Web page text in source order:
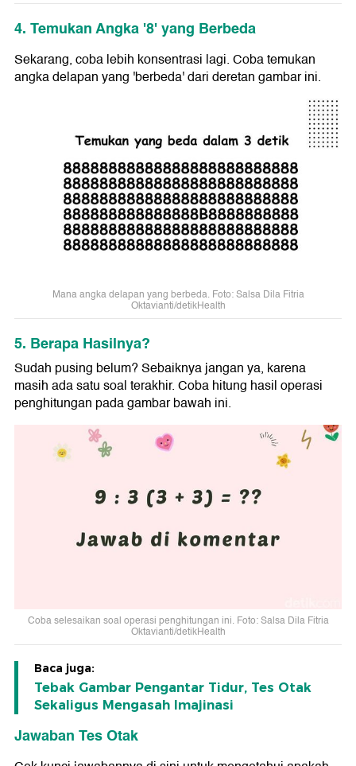
4. Temukan Angka '8' yang Berbeda
Sekarang, coba lebih konsentrasi lagi. Coba temukan
angka delapan yang 'berbeda' dari deretan gambar ini.
Mana angka delapan yang berbeda. Foto: Salsa Dila Fitria
Oktavianti/detikHealth
5. Berapa Hasilnya?
Sudah pusing belum? Sebaiknya jangan ya, karena
masih ada satu soal terakhir. Coba hitung hasil operasi
penghitungan pada gambar bawah ini.
Coba selesaikan soal operasi penghitungan ini. Foto: Salsa Dila Fitria
Oktavianti/detikHealth
Baca juga:
Tebak Gambar Pengantar Tidur, Tes Otak
Sekaligus Mengasah Imajinasi
Jawaban Tes Otak